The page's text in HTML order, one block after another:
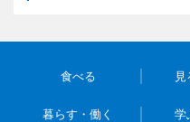
食べる
暮らす・働く 学